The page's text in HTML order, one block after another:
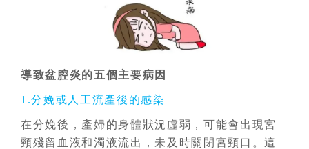
導致盆腔炎的五個主要病因
1.分娩或人工流產後的感染
在分娩後，產婦的身體狀況虛弱，可能會出現宮
頸殘留血液和濁液流出，未及時關閉宮頸口。這